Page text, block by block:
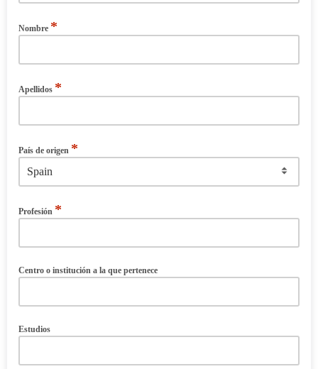
Nombre *
Apellidos *
País de origen *
Profesión *
Centro o institución a la que pertenece
Estudios